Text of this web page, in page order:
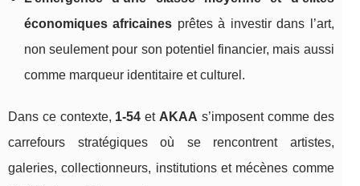
économiques africaines prêtes à investir dans l’art,
non seulement pour son potentiel financier, mais aussi
comme marqueur identitaire et culturel.
Dans ce contexte, 1‑54 et AKAA s’imposent comme des
carrefours stratégiques où se rencontrent artistes,
galeries, collectionneurs, institutions et mécènes comme